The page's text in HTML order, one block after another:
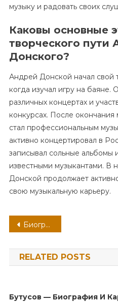
музыку и радовать своих
Каковы основные
творческого пути
Донского?
Андрей Донской начал свой
когда изучал игру на баяне.
различных концертах и
конкурсах. После окончания
стал профессиональным
активно концертировал в
записывал сольные альбомы
известными музыкантами. В
Донской продолжает
свою музыкальную карьеру.
Навигация
по
записям
Биография Александра Шепса — талантливого пианиста и композитора, чьи достижения и влияние на мировую музыкальную сцену поражают
RELATED POSTS
Бутусов — Биография И